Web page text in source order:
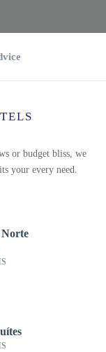
or budget bliss, we
your every need.